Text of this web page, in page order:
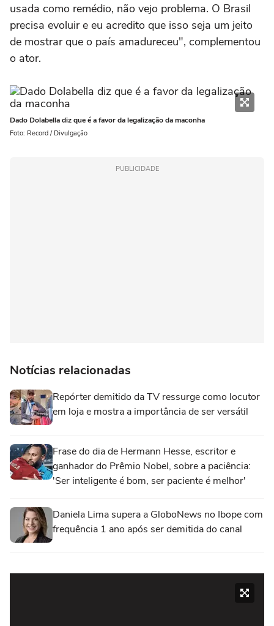
usada como remédio, não vejo problema. O Brasil
precisa evoluir e eu acredito que isso seja um jeito
de mostrar que o país amadureceu", complementou
o ator.
Dado Dolabella diz que é a favor da legalização da maconha
Foto: Record / Divulgação
PUBLICIDADE
Notícias relacionadas
Repórter demitido da TV ressurge como locutor
em loja e mostra a importância de ser versátil
Frase do dia de Hermann Hesse, escritor e
ganhador do Prêmio Nobel, sobre a paciência:
'Ser inteligente é bom, ser paciente é melhor'
Daniela Lima supera a GloboNews no Ibope com
frequência 1 ano após ser demitida do canal